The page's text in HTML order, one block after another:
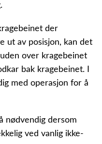
der
ut av posisjon, kan det
over kragebeinet
bak kragebeinet. I
med operasjon for å
nødvendig dersom
ved vanlig ikke-